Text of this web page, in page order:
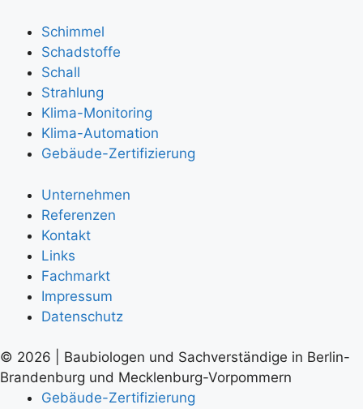
Schimmel
Schadstoffe
Schall
Strahlung
Klima-Monitoring
Klima-Automation
Gebäude-Zertifizierung
Unternehmen
Referenzen
Kontakt
Links
Fachmarkt
Impressum
Datenschutz
© 2026 | Baubiologen und Sachverständige in Berlin-
Brandenburg und Mecklenburg-Vorpommern
Gebäude-Zertifizierung